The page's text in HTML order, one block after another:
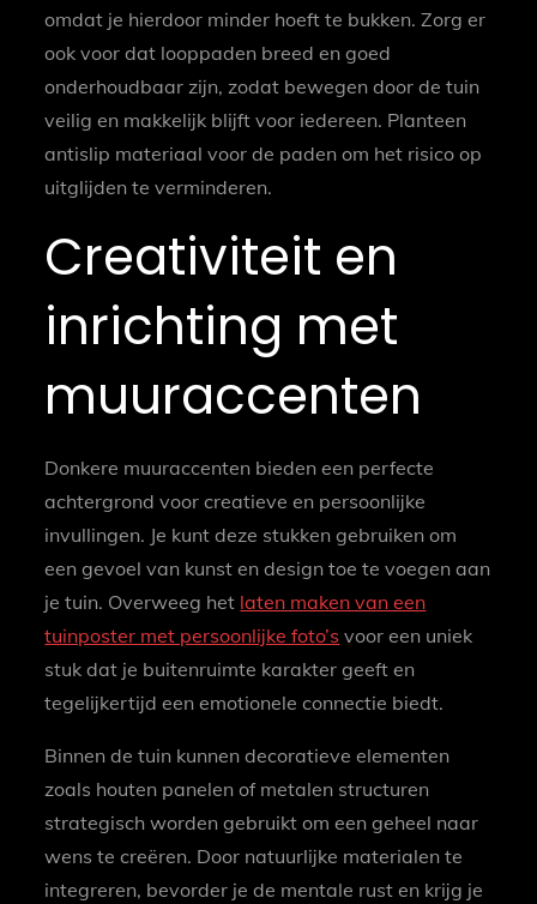
omdat je hierdoor minder hoeft te bukken. Zorg er
ook voor dat looppaden breed en goed
onderhoudbaar zijn, zodat bewegen door de tuin
veilig en makkelijk blijft voor iedereen. Planteen
antislip materiaal voor de paden om het risico op
uitglijden te verminderen.
Creativiteit en
inrichting met
muuraccenten
Donkere muuraccenten bieden een perfecte
achtergrond voor creatieve en persoonlijke
invullingen. Je kunt deze stukken gebruiken om
een gevoel van kunst en design toe te voegen aan
je tuin. Overweeg het laten maken van een
tuinposter met persoonlijke foto’s voor een uniek
stuk dat je buitenruimte karakter geeft en
tegelijkertijd een emotionele connectie biedt.
Binnen de tuin kunnen decoratieve elementen
zoals houten panelen of metalen structuren
strategisch worden gebruikt om een geheel naar
wens te creëren. Door natuurlijke materialen te
integreren, bevorder je de mentale rust en krijg je